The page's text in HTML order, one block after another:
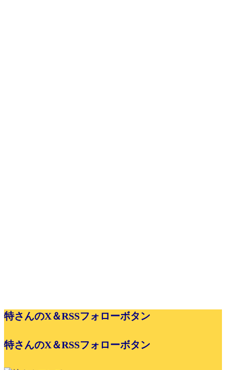
特さんのX＆RSSフォローボタン
特さんのX＆RSSフォローボタン